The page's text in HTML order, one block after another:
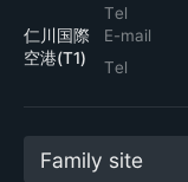
Tel
仁川国際
空港(T1)
E-mail
Tel
Family site